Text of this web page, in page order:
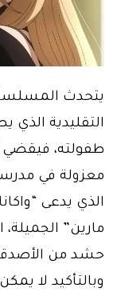
يتحدث
التقليدية
طفولته، فيقضي
معزولة في
الذي يدعى
مارين”
حشد من
وبالتأكيد لا